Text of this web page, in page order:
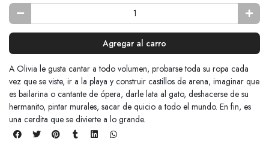
Agregar al carro
A Olivia le gusta cantar a todo volumen, probarse toda su ropa cada
vez que se viste, ir a la playa y construir castillos de arena, imaginar que
es bailarina o cantante de ópera, darle lata al gato, deshacerse de su
hermanito, pintar murales, sacar de quicio a todo el mundo. En fin, es
una cerdita que se divierte a lo grande.